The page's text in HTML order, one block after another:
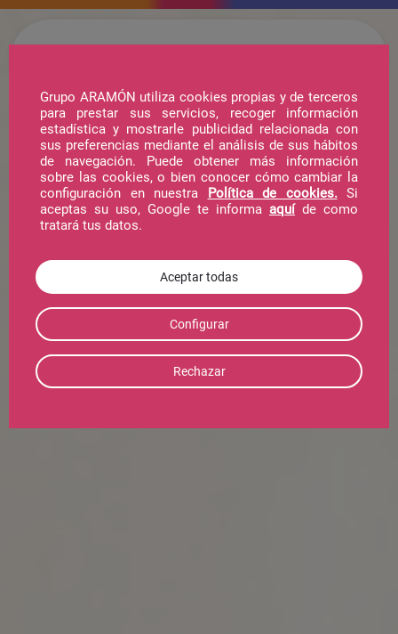
Grupo ARAMÓN utiliza cookies propias y de terceros
para prestar sus servicios, recoger información
estadística y mostrarle publicidad relacionada con
sus preferencias mediante el análisis de sus hábitos
de navegación. Puede obtener más información
sobre las cookies, o bien conocer cómo cambiar la
configuración en nuestra Política de cookies.Si
aceptas su uso, Google te informa aquíde como
tratará tus datos.
Hotel
Telecabina